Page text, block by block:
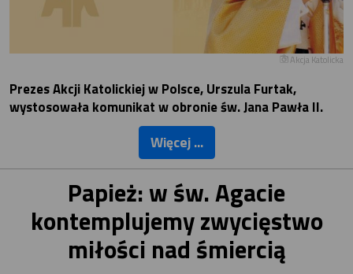
Akcja Katolicka
Prezes Akcji Katolickiej w Polsce, Urszula Furtak,
wystosowała komunikat w obronie św. Jana Pawła II.
Więcej ...
Papież: w św. Agacie
kontemplujemy zwycięstwo
miłości nad śmiercią